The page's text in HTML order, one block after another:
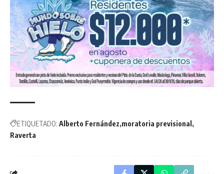
ETIQUETADO: Alberto Fernández moratoria previsional
Raverta